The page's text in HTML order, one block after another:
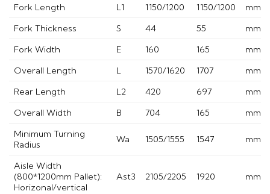
Fork Length
L1 1150/1200 1150/1200
mm
Fork Thickness
S 44 55
mm
Fork Width
E 160 165
mm
Overall Length
L 1570/1620 1707
mm
Rear Length
L2 420 697
mm
Overall Width
B 704 165
mm
Minimum Turning
Radius
Wa 1505/1555 1547 mm
Aisle Width
(800*1200mm Pallet):
Horizonal/vertical
Ast3 2105/2205 1920 mm